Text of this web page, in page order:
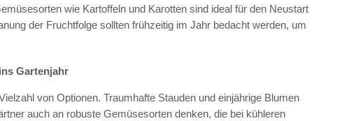
wie Kartoffeln und Karotten sind ideal für den Neustart
der Fruchtfolge sollten frühzeitig im Jahr bedacht werden, um
Gartenjahr
von Optionen. Traumhafte Stauden und einjährige Blumen
auch an robuste Gemüsesorten denken, die bei kühleren